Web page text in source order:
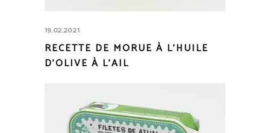
19.02.2021
RECETTE DE MORUE À L’HUILE
D’OLIVE À L’AIL